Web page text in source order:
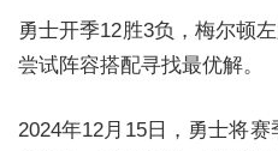
勇士开季12胜3负，梅尔顿
尝试阵容搭配寻找最优解。
2024年12月15日，勇士将赛